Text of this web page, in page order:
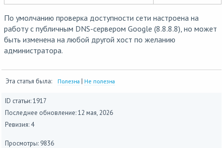
По умолчанию проверка доступности сети настроена на
работу с публичным DNS-сервером Google (8.8.8.8), но может
быть изменена на любой другой хост по желанию
администратора.
Эта статья была: Полезна | Не полезна
ID статьи: 1917
Последнее обновление:12 мая, 2026
Ревизия: 4
Просмотры: 9836